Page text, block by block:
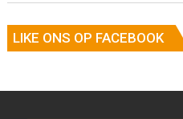
LIKE ONS OP FACEBOOK